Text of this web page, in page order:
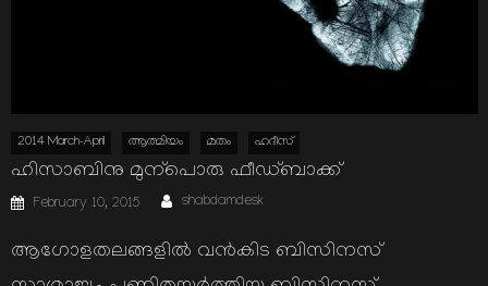
2014 March-April ആത്മിയം മതം ഹദീസ്
ഹിസാബിനു മുന്പൊരു ഫീഡ്ബാക്ക്
Posted
on
February 10, 2015 Author
shabdamdesk
ആഗോളതലങ്ങളില്‍ വന്‍കിട ബിസിനസ്